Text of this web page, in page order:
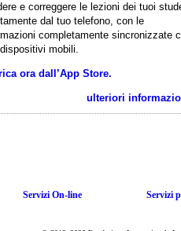
e correggere le lezioni dei tuoi
dal tuo telefono, con le
completamente sincronizzate
mobili.
ora dall’App Store.
ulteriori
Servizi On-line Servizi